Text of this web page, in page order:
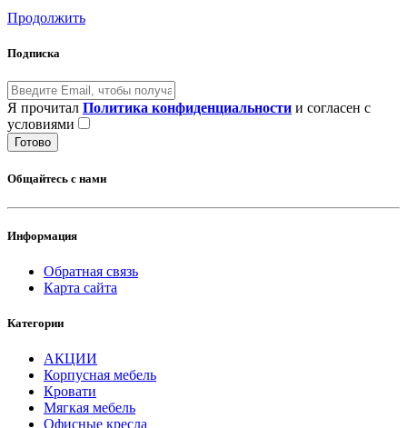
Продолжить
Подписка
Я прочитал Политика конфиденциальности и согласен с
условиями
Готово
Общайтесь с нами
Информация
Обратная связь
Карта сайта
Категории
АКЦИИ
Корпусная мебель
Кровати
Мягкая мебель
Офисные кресла